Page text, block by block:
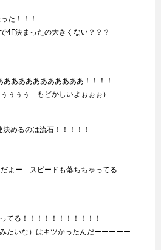
た！！！
4F決まったの大きくない？？？
ああああああああああ！！！！
ぅぅぅぅ もどかしいよぉぉぉ）
めるのは流石！！！！！
よー スピードも落ちちゃってる…
てる！！！！！！！！！！！
たいな）はキツかったんだーーーーー